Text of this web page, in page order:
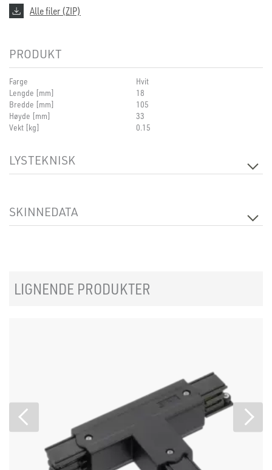
Alle filer (ZIP)
PRODUKT
Farge
Hvit
Lengde [mm]
18
Bredde [mm]
105
Høyde [mm]
33
Vekt [kg]
0.15
LYSTEKNISK
SKINNEDATA
LIGNENDE PRODUKTER